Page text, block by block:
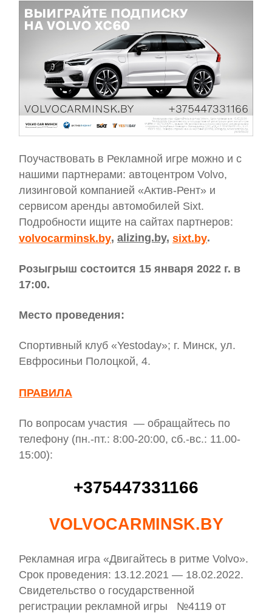
Поучаствовать в Рекламной игре можно и с
нашими партнерами: автоцентром Volvo,
лизинговой компанией «Актив-Рент» и
сервисом аренды автомобилей Sixt.
Подробности ищите на сайтах партнеров:
volvocarminsk.by, alizing.by, sixt.by.
Розыгрыш состоится 15 января 2022 г. в
17:00.
Место проведения:
Спортивный клуб «Yestoday»; г. Минск, ул.
Евфросиньи Полоцкой, 4.
ПРАВИЛА
По вопросам участия — обращайтесь по
телефону (пн.-пт.: 8:00-20:00, сб.-вс.: 11.00-
15:00):
+375447331166
VOLVOCARMINSK.BY
Рекламная игра «Двигайтесь в ритме Volvo».
Срок проведения: 13.12.2021 — 18.02.2022.
Свидетельство о государственной
регистрации рекламной игры №4119 от